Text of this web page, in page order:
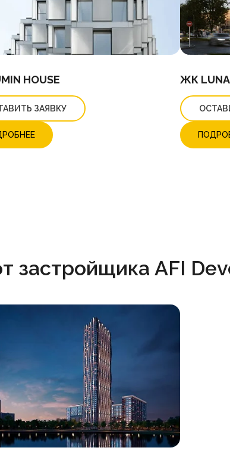
HOUSE
ЗАЯВКУ
ЖК
застройщика AFI